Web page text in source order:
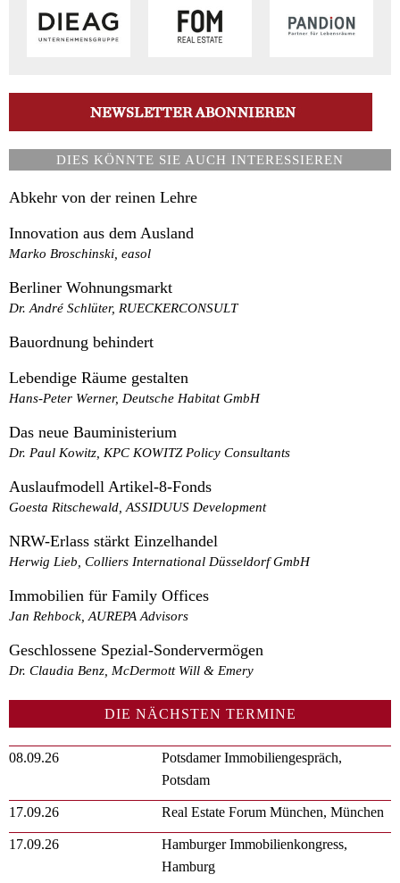
DIES KÖNNTE SIE AUCH INTERESSIEREN
Abkehr von der reinen Lehre
Innovation aus dem Ausland
Marko Broschinski, easol
Berliner Wohnungsmarkt
Dr. André Schlüter, RUECKERCONSULT
Bauordnung behindert
Lebendige Räume gestalten
Hans-Peter Werner, Deutsche Habitat GmbH
Das neue Bauministerium
Dr. Paul Kowitz, KPC KOWITZ Policy Consultants
Auslaufmodell Artikel-8-Fonds
Goesta Ritschewald, ASSIDUUS Development
NRW-Erlass stärkt Einzelhandel
Herwig Lieb, Colliers International Düsseldorf GmbH
Immobilien für Family Offices
Jan Rehbock, AUREPA Advisors
Geschlossene Spezial-Sondervermögen
Dr. Claudia Benz, McDermott Will & Emery
DIE NÄCHSTEN TERMINE
08.09.26
Potsdamer Immobiliengespräch,
Potsdam
17.09.26 Real Estate Forum München, München
17.09.26
Hamburger Immobilienkongress,
Hamburg